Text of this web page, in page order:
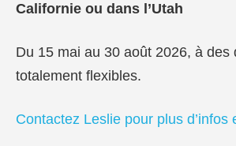
Californie ou dans l’Utah
Du 15 mai au 30 août 2026, à des
totalement flexibles.
Contactez Leslie pour plus d’infos